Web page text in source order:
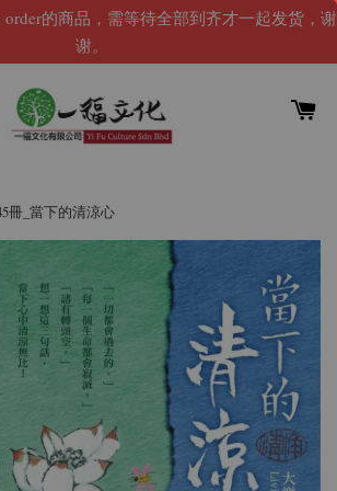
的商品，需等待全部到齐才一起发货，谢
谢。
冊_當下的清涼心